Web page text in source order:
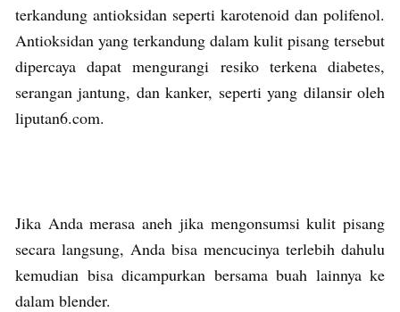
terkandung antioksidan seperti karotenoid dan polifenol.
Antioksidan yang terkandung dalam kulit pisang tersebut
dipercaya dapat mengurangi resiko terkena diabetes,
serangan jantung, dan kanker, seperti yang dilansir oleh
liputan6.com.
Jika Anda merasa aneh jika mengonsumsi kulit pisang
secara langsung, Anda bisa mencucinya terlebih dahulu
kemudian bisa dicampurkan bersama buah lainnya ke
dalam blender.